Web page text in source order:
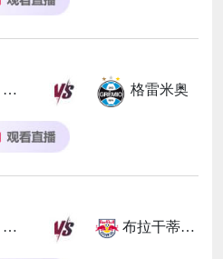
格雷米奥
布拉干蒂诺RB